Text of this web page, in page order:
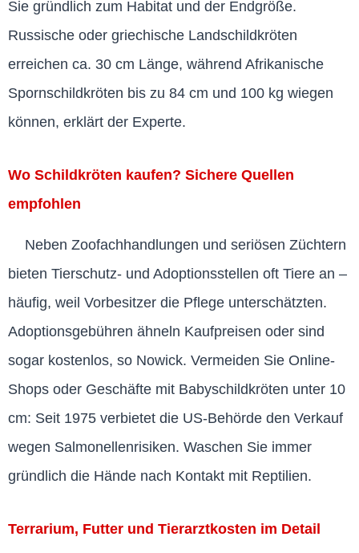
Sie gründlich zum Habitat und der Endgröße.
Russische oder griechische Landschildkröten
erreichen ca. 30 cm Länge, während Afrikanische
Spornschildkröten bis zu 84 cm und 100 kg wiegen
können, erklärt der Experte.
Wo Schildkröten kaufen? Sichere Quellen
empfohlen
Neben Zoofachhandlungen und seriösen Züchtern
bieten Tierschutz- und Adoptionsstellen oft Tiere an –
häufig, weil Vorbesitzer die Pflege unterschätzten.
Adoptionsgebühren ähneln Kaufpreisen oder sind
sogar kostenlos, so Nowick. Vermeiden Sie Online-
Shops oder Geschäfte mit Babyschildkröten unter 10
cm: Seit 1975 verbietet die US-Behörde den Verkauf
wegen Salmonellenrisiken. Waschen Sie immer
gründlich die Hände nach Kontakt mit Reptilien.
Terrarium, Futter und Tierarztkosten im Detail